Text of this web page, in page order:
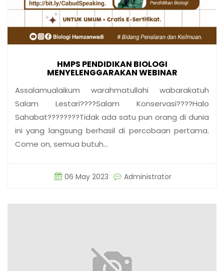
HMPS PENDIDIKAN BIOLOGI
MENYELENGGARAKAN WEBINAR
Assalamualaikum warahmatullahi wabarakatuh
Salam Lestari????Salam Konservasi????Halo
Sahabat????????Tidak ada satu pun orang di dunia
ini yang langsung berhasil di percobaan pertama.
Come on, semua butuh…
06 May 2023 Administrator